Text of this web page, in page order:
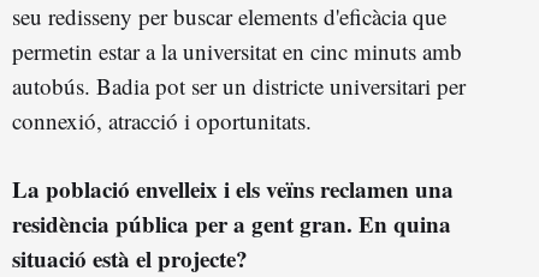
seu redisseny per buscar elements d'eficàcia que
permetin estar a la universitat en cinc minuts amb
autobús. Badia pot ser un districte universitari per
connexió, atracció i oportunitats.
La població envelleix i els veïns reclamen una
residència pública per a gent gran. En quina
situació està el projecte?